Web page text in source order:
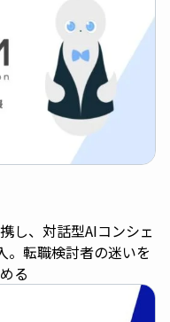
し、対話型AIコンシェ
。転職検討者の迷いを
る